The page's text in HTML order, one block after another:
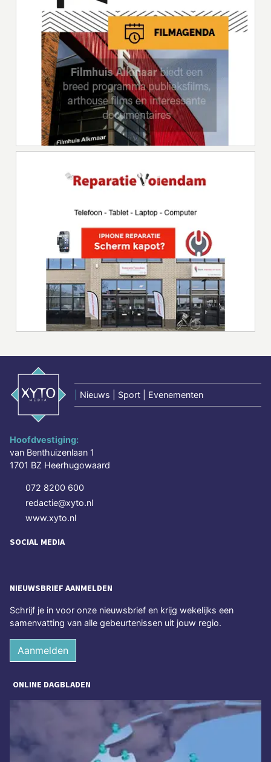
Nieuws | Sport | Evenementen
Hoofdvestiging:
van Benthuizenlaan 1
1701 BZ Heerhugowaard
072 8200 600
redactie@xyto.nl
www.xyto.nl
SOCIAL MEDIA
NIEUWSBRIEF AANMELDEN
Schrijf je in voor onze nieuwsbrief en krijg wekelijks een
samenvatting van alle gebeurtenissen uit jouw regio.
Aanmelden
ONLINE DAGBLADEN